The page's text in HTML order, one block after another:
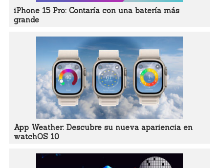
iPhone 15 Pro: Contaría con una batería más
grande
App Weather: Descubre su nueva apariencia en
watchOS 10